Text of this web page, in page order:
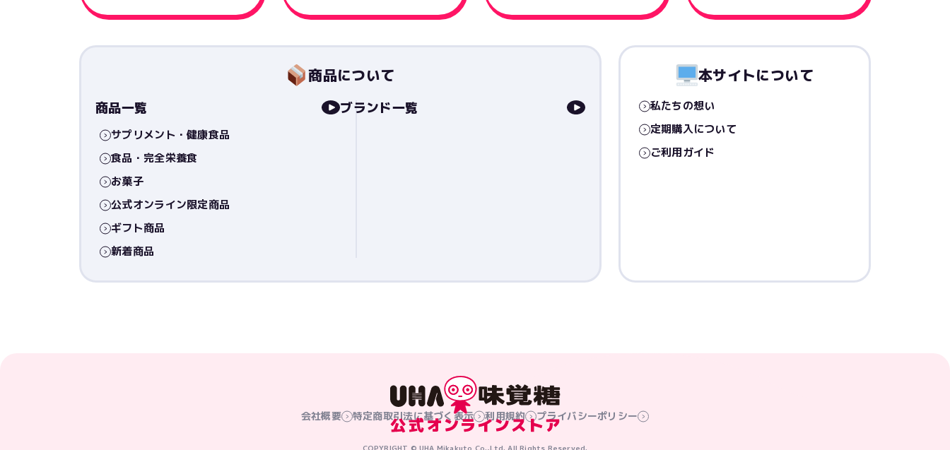
商品について
商品一覧
サプリメント・健康食品
食品・完全栄養食
お菓子
公式オンライン限定商品
ギフト商品
新着商品
ブランド一覧
本サイトについて
私たちの想い
定期購入について
ご利用ガイド
会社概要 特定商取引法に基づく表示 利用規約 プライバシーポリシー
COPYRIGHT © UHA Mikakuto Co.,Ltd. All Rights Reserved.